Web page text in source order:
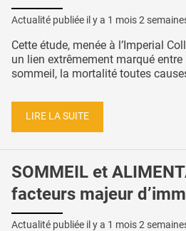
Actualité publiée il y a 1 mois 2
Cette étude, menée à l’Imperial
un lien extrêmement marqué
sommeil, la mortalité toutes
LIRE LA SUITE
SOMMEIL et
facteurs majeur
Actualité publiée il y a 1 mois 2